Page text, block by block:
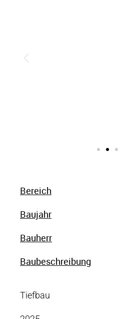
Bereich
Baujahr
Bauherr
Baubeschreibung
Tiefbau